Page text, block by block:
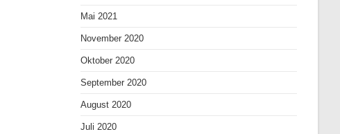
Mai 2021
November 2020
Oktober 2020
September 2020
August 2020
Juli 2020